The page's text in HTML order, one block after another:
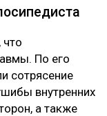
По его
сотрясение
внутренних
а также